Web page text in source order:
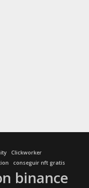
Clickworker
conseguir nft gratis
binance